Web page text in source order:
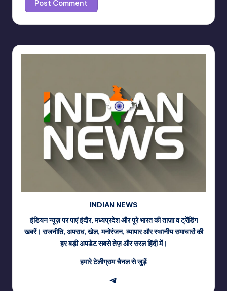
INDIAN NEWS
इंडियन न्यूज़ पर पाएं इंदौर, मध्यप्रदेश और पूरे भारत की ताज़ा व ट्रेंडिंग
खबरें। राजनीति, अपराध, खेल, मनोरंजन, व्यापार और स्थानीय समाचारों की
हर बड़ी अपडेट सबसे तेज़ और सरल हिंदी में।
हमारे टेलीग्राम चैनल से जुड़ें
Telegram